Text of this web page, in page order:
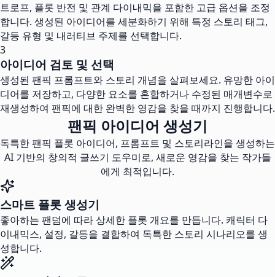
트로프, 플롯 반전 및 관계 다이내믹을 포함한 고급 옵션을 조정
합니다. 생성된 아이디어를 세분화하기 위해 특정 스토리 태그,
갈등 유형 및 내러티브 주제를 선택합니다.
3
아이디어 검토 및 선택
생성된 팬픽 프롬프트와 스토리 개념을 살펴보세요. 유망한 아이
디어를 저장하고, 다양한 요소를 혼합하거나 수정된 매개변수로
재생성하여 팬픽에 대한 완벽한 영감을 찾을 때까지 진행합니다.
팬픽 아이디어 생성기
독특한 팬픽 플롯 아이디어, 프롬프트 및 스토리라인을 생성하는
AI 기반의 창의적 글쓰기 도우미로, 새로운 영감을 찾는 작가들
에게 최적입니다.
스마트 플롯 생성기
좋아하는 팬덤에 따라 상세한 플롯 개요를 만듭니다. 캐릭터 다
이내믹스, 설정, 갈등을 결합하여 독특한 스토리 시나리오를 생
성합니다.